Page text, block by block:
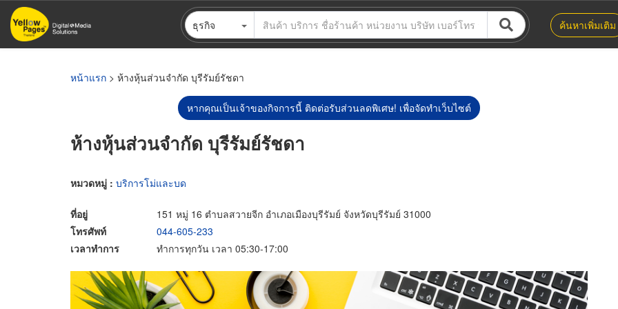
ข้าม
ไป
ธุรกิจ ค้นหาเพิ่มเติม
หน้าแรก > ห้างหุ้นส่วนจำกัด บุรีรัมย์รัชดา
หากคุณเป็นเจ้าของกิจการนี้ ติดต่อรับส่วนลดพิเศษ! เพื่อจัดทำเว็บไซต์
ห้างหุ้นส่วนจำกัด บุรีรัมย์รัชดา
หมวดหมู่ : บริการโม่และบด
ที่อยู่
151 หมู่ 16 ตำบลสวายจีก อำเภอเมืองบุรีรัมย์ จังหวัดบุรีรัมย์ 31000
โทรศัพท์
044-605-233
เวลาทำการ
ทำการทุกวัน เวลา 05:30-17:00